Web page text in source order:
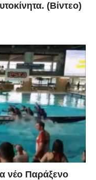
(Βίντεο)
νέο Παράξενο